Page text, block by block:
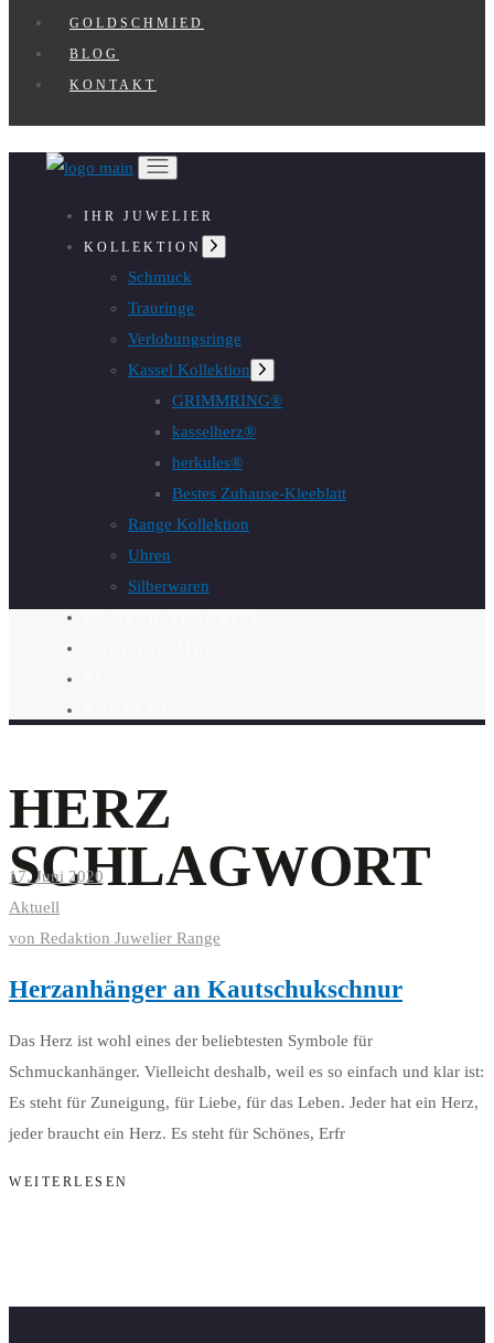
GOLDSCHMIED
BLOG
KONTAKT
IHR JUWELIER
KOLLEKTION
Untermenü
anzeigen
Schmuck
Trauringe
Verlobungsringe
Kassel Kollektion Untermenü
anzeigen
GRIMMRING®
kasselherz®
herkules®
Bestes Zuhause-Kleeblatt
Range Kollektion
Uhren
Silberwaren
HERZ
SCHLAGWORT
17. Juni 2020
Aktuell
von Redaktion Juwelier Range
Herzanhänger an Kautschukschnur
Das Herz ist wohl eines der beliebtesten Symbole für
Schmuckanhänger. Vielleicht deshalb, weil es so einfach und klar ist:
Es steht für Zuneigung, für Liebe, für das Leben. Jeder hat ein Herz,
jeder braucht ein Herz. Es steht für Schönes, Erfr
WEITERLESEN